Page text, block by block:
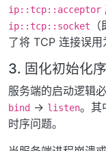
ip::tcp::acceptor
ip::tcp::socket
了将 TCP 连接误用
3. 固化初始化
服务端的启动逻辑
bind -> listen。其
时序问题。